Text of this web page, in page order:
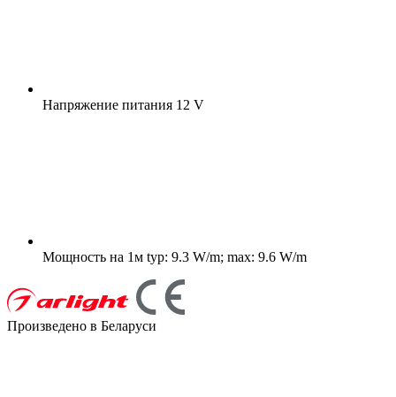
Напряжение питания 12 V
Мощность на 1м typ: 9.3 W/m; max: 9.6 W/m
Произведено в Беларуси